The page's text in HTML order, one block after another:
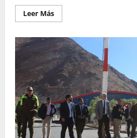
Leer MásLeer
más
En
el
Día
de
la
Convivencia:
Escuela
Alfalfares
destaca
por
sus
innovadoras
acciones
educativas